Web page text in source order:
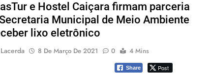
e Hostel Caiçara firmam parceria
Municipal de Meio Ambiente
lixo eletrônico
8 De Março De 2021 0 4 Mins
Share Post